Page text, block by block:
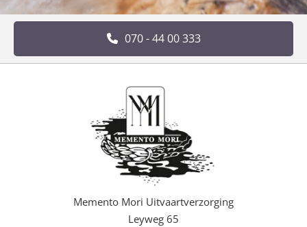
070 - 44 00 333
Memento Mori Uitvaartverzorging
Leyweg 65